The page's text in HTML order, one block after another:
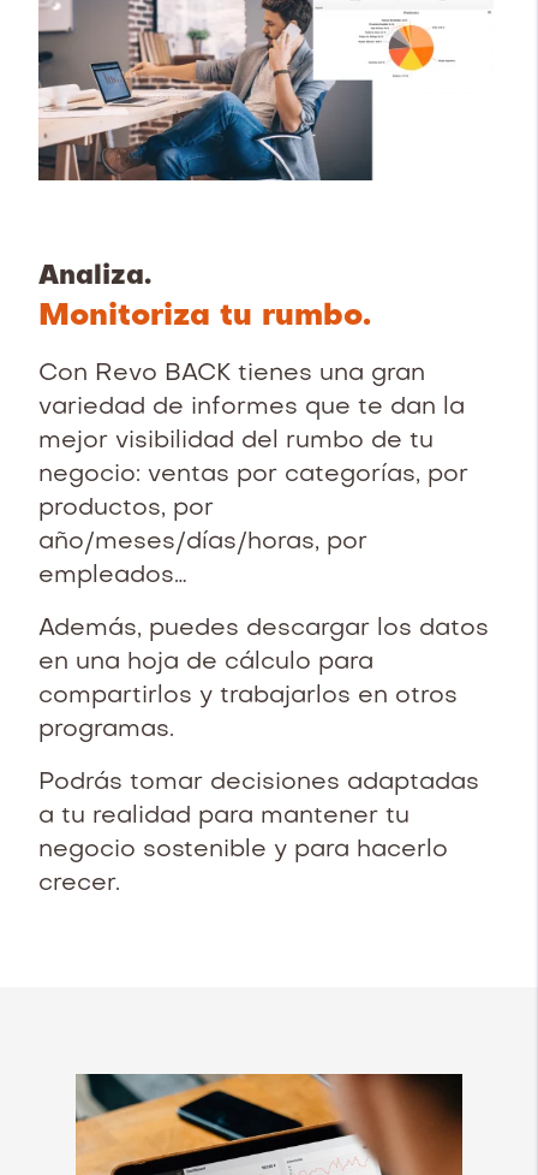
Analiza.
Monitoriza tu rumbo.
Con Revo BACK tienes una gran
variedad de informes que te dan la
mejor visibilidad del rumbo de tu
negocio: ventas por categorías, por
productos, por
año/meses/días/horas, por
empleados…
Además, puedes descargar los datos
en una hoja de cálculo para
compartirlos y trabajarlos en otros
programas.
Podrás tomar decisiones adaptadas
a tu realidad para mantener tu
negocio sostenible y para hacerlo
crecer.